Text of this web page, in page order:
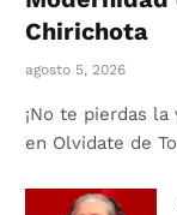
Chirichota
agosto 5, 2026
¡No te pierdas
en Olvidate de